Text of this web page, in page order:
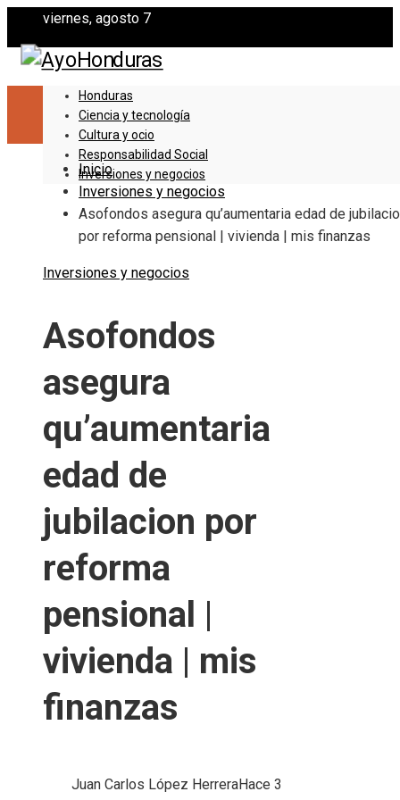
viernes, agosto 7
Honduras
Ciencia y tecnología
Cultura y ocio
Responsabilidad Social
Inversiones y negocios
Inicio
Inversiones y negocios
Asofondos asegura qu’aumentaria edad de
por reforma pensional | vivienda | mis finanzas
Inversiones y negocios
Asofondos
asegura
qu’aumentaria
edad de
jubilacion por
reforma
pensional |
vivienda | mis
finanzas
Juan Carlos López HerreraHace 3